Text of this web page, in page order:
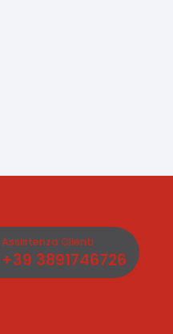
Assistenza Clienti
+39 3891746726